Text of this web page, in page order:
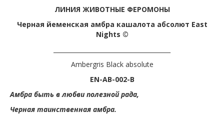
ЛИНИЯ ЖИВОТНЫЕ ФЕРОМОНЫ
Черная йеменская амбра кашалота абсолют East
Nights ©
Ambergris Black absolute
EN-AB-002-B
Амбра быть в любви полезной рада,
Черная таинственная амбра.